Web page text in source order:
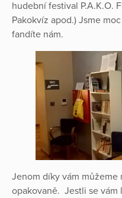
hudební festival P.A.K.O.
Pakokvíz apod.) Jsme
fandíte nám.
Jenom díky vám
opakovaně. Jestli se vám